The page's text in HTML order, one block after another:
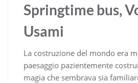
Springtime bus,
Usami
La costruzione del mondo era
paesaggio pazientemente
magia che sembrava sia